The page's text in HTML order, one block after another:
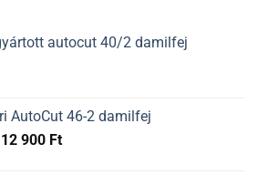
autocut 40/2 damilfej
AutoCut 46-2 damilfej
Original
12 900 FtCurrent